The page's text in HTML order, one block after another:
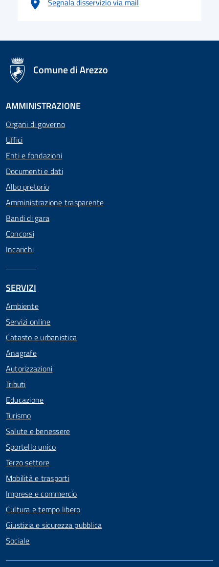
Segnala disservizio via mail
logo Unione Europea
Comune di Arezzo
AMMINISTRAZIONE
Organi di governo
Uffici
Enti e fondazioni
Documenti e dati
Albo pretorio
Amministrazione trasparente
Bandi di gara
Concorsi
Incarichi
SERVIZI
Ambiente
Servizi online
Catasto e urbanistica
Anagrafe
Autorizzazioni
Tributi
Educazione
Turismo
Salute e benessere
Sportello unico
Terzo settore
Mobilità e trasporti
Imprese e commercio
Cultura e tempo libero
Giustizia e sicurezza pubblica
Sociale